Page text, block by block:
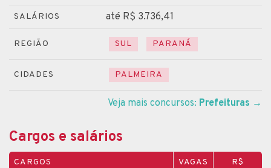
SALÁRIOS até R$ 3.736,41
REGIÃO SUL PARANÁ
CIDADES PALMEIRA
Veja mais concursos: Prefeituras →
Cargos e salários
CARGOS VAGAS R$